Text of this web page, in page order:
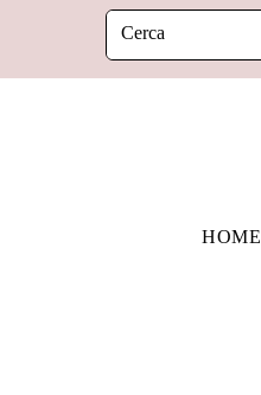
HOME